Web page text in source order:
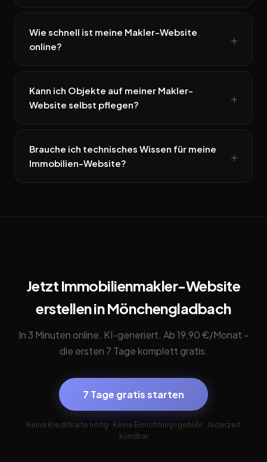
Wie schnell ist meine Makler-Website
online?
Kann ich Objekte auf meiner Makler-
Website selbst pflegen?
Brauche ich technisches Wissen für meine
Immobilien-Website?
Jetzt Immobilienmakler-Website
erstellen in Mönchengladbach
In 3 Minuten online. KI-generiert. Ab 19,90 €/Monat –
die ersten 7 Tage komplett gratis.
7 Tage gratis starten
Keine Kreditkarte nötig · Keine Einrichtungsgebühr · Jederzeit
kündbar